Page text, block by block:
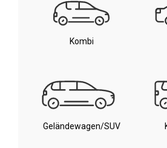
Kombi
Geländewagen/SUV